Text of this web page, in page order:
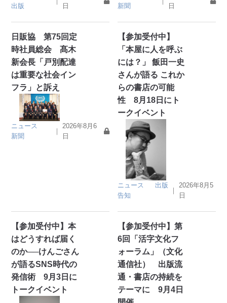
出版
日
新聞
日
日販協 第75回定
時社員総会 髙木
新会長「戸別配達
は重要な社会イン
フラ」と訴え
ニュース
新聞
｜
2026年8月6
日
【参加受付中】
「本屋に人を呼ぶ
には？」 飯田一史
さんが語る これか
らの書店の可能
性 8月18日にト
ークイベント
ニュース
出版
告知
｜
2026年8月5
日
【参加受付中】本
はどうすれば届く
のか──けんごさん
が語るSNS時代の
発信術 9月3日に
トークイベント
【参加受付中】第
6回「活字文化フ
ォーラム」（文化
通信社） 出版流
通・書店の持続を
テーマに 9月4日